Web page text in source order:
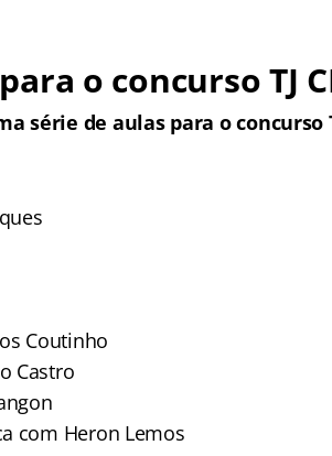
o concurso TJ
série de aulas para o concurso
Coutinho
Castro
com Heron Lemos